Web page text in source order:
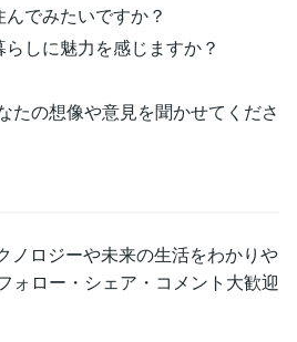
でみたいですか？
しに魅力を感じますか？
たの想像や意見を聞かせてくださ
ノロジーや未来の生活をわかりや
ォロー・シェア・コメント大歓迎